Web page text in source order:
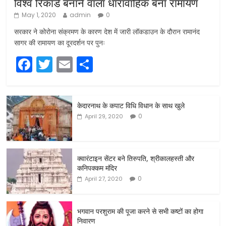
May 1, 2020 admin 0
सरकार ने कोरोना संक्रमण के कारण देश में जारी लॉकडाउन के दौरान रामानंद
सागर की रामायण का दूरदर्शन पर पुनः
F
a
c
e
b
o
o
k
T
w
itt
er
E
m
ai ar
e
केदारनाथ के कपाट विधि विधान के साथ खुले
April 29, 2020 0
क्वारंटाइन सेंटर बने तिरुपति, श्रीकालहस्ती और
कनिपक्कम मंदिर
April 27, 2020 0
भगवान परशुराम की पूजा करने से सभी कष्टों का होगा
निवारण